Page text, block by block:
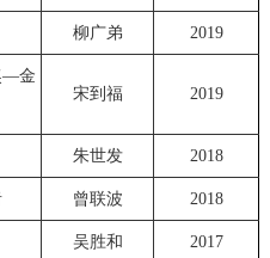
柳广弟 2019
—金
宋到福 2019
朱世发 2018
曾联波 2018
吴胜和 2017